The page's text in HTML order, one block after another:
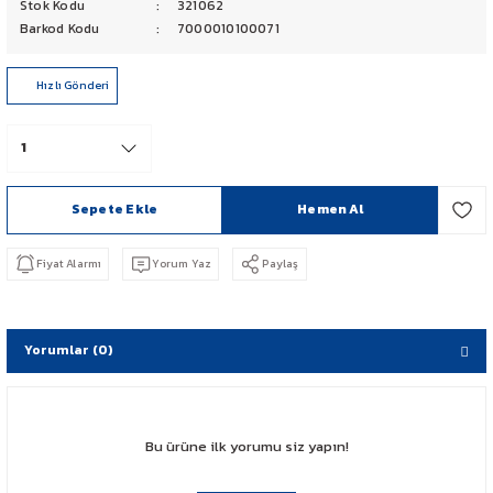
PCX 125-150
CB 125 F
NX 500
Stok Kodu
321062
Barkod Kodu
7000010100071
Hızlı Gönderi
Sepete Ekle Hemen Al
Fiyat Alarmı Yorum Yaz Paylaş
Yorumlar (0)
Bu ürüne ilk yorumu siz yapın!